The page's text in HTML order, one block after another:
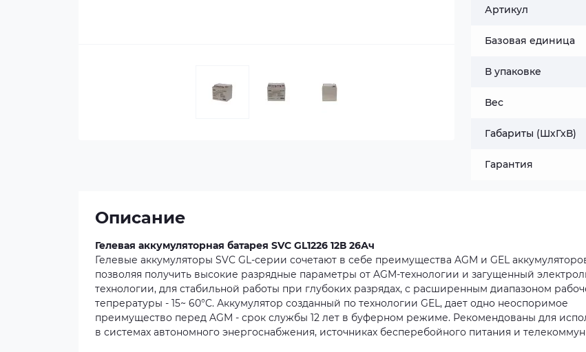
Артикул
Базовая единица
В упаковке
Вес
Габариты (ШхГхВ)
Гарантия
Описание
Гелевая аккумуляторная батарея SVC GL1226 12В 26Ач
Гелевые аккумуляторы SVC GL-серии сочетают в себе преимущества AGM и GEL
позволяя получить высокие разрядные параметры от AGM-технологии и загущенный
технологии, для стабильной работы при глубоких разрядах, с расширенным диапазоном
тепрературы - 15~ 60°C. Аккумулятор созданный по технологии GEL, дает одно неоспоримое
преимущество перед AGM - срок службы 12 лет в буферном режиме. Рекомендованы для
в системах автономного энергоснабжения, источниках бесперебойного питания и